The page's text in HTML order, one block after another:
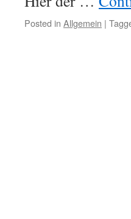
Posted in Allgemein |